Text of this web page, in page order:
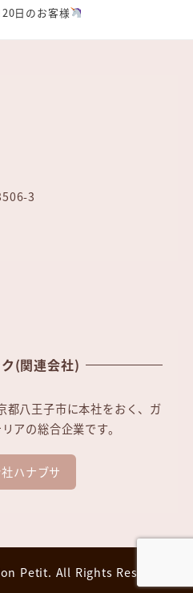
日のお客様
3
(関連会社)
都八王子市に本社をおく、ガ
アの総合企業です。
ハナブサ
Petit. All Rights Reserved.